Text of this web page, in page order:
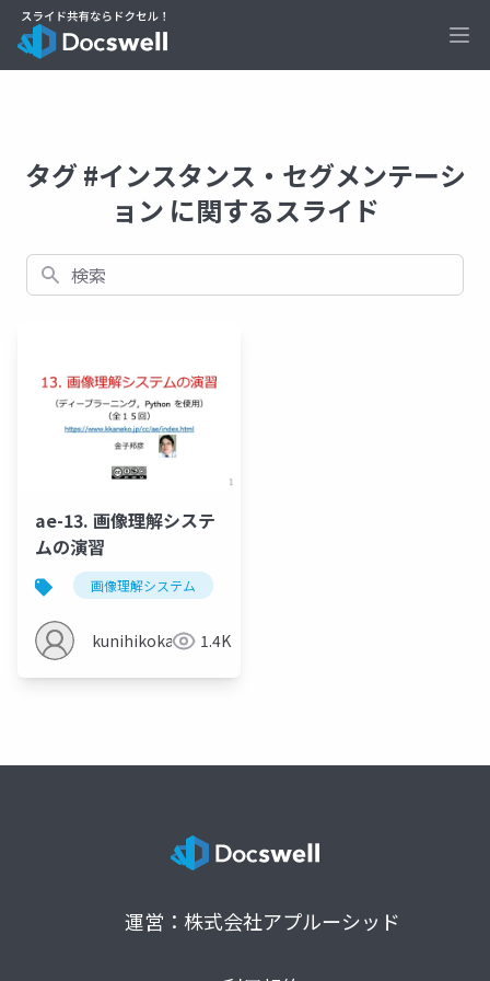
タグ #インスタンス・セグメンテーシ
ョン に関するスライド
検索
ae-13. 画像理解システ
ムの演習
画像理解システム
kunihikokaneko1.4K
運営：株式会社アプルーシッド